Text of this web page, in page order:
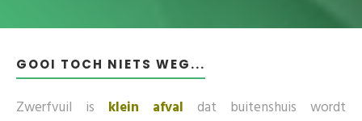
GOOI TOCH NIETS WEG...
Zwerfvuil is klein afval dat buitenshuis wordt